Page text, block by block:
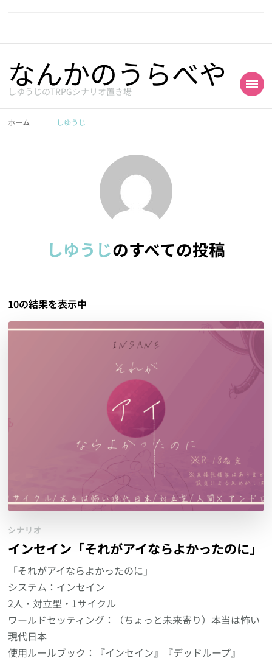
なんかのうらべや
しゆうじのTRPGシナリオ置き場
ホーム しゆうじ
しゆうじのすべての投稿
10の結果を表示中
シナリオ
インセイン「それがアイならよかったのに」
「それがアイならよかったのに」
システム：インセイン
2人・対立型・1サイクル
ワールドセッティング：（ちょっと未来寄り）本当は怖い
現代日本
使用ルールブック：『インセイン』『デッドループ』